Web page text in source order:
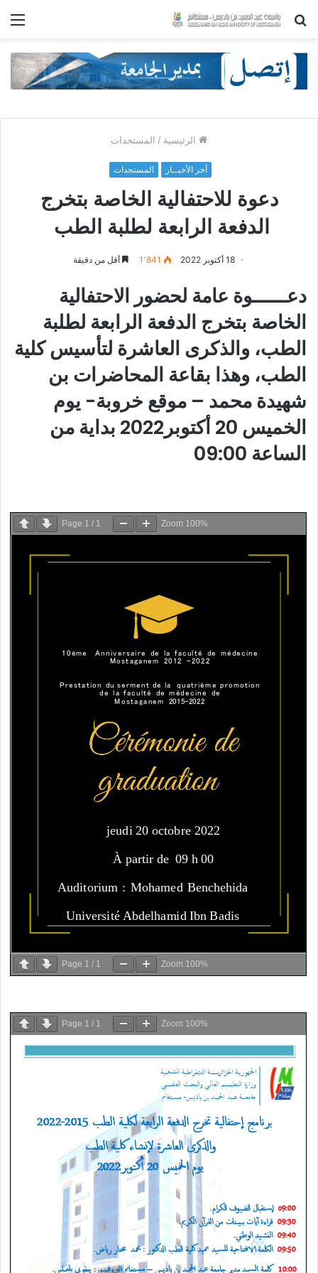
بحث
الرئيسية / المستجدات
آخر الأخبــار المستجدات
دعوة للاحتفالية الخاصة بتخرج
الدفعة الرابعة لطلبة الطب
18 أكتوبر 2022 1٬841 أقل من دقيقة
دعــــــوة عامة لحضور الاحتفالية
الخاصة بتخرج الدفعة الرابعة لطلبة
الطب، والذكرى العاشرة لتأسيس كلية
الطب، وهذا بقاعة المحاضرات بن
شهيدة محمد – موقع خروبة- يوم
الخميس 20 أكتوبر2022 بداية من
الساعة 09:00
Page 1 / 1 Zoom 100%
Page 1 / 1 Zoom 100%
Page 1 / 1 Zoom 100%